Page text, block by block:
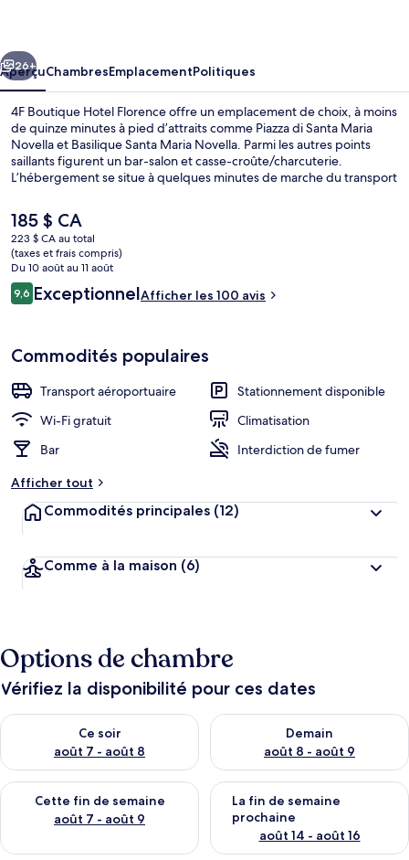
Florence
Suivant
26+
AperçuChambresEmplacementPolitiques
4F Boutique Hotel Florence offre un emplacement de choix, à moins
de quinze minutes à pied d’attraits comme Piazza di Santa Maria
Novella et Basilique Santa Maria Novella. Parmi les autres points
saillants figurent un bar-salon et casse-croûte/charcuterie.
L’hébergement se situe à quelques minutes de marche du transport
à 5 minutes et Gare de Cascine est à 8 minutes.
Le
prix
actuel
est
de 185 $ CA
185 $ CA
223 $ CA au total
(taxes et frais compris)
Du 10 août au 11 août
Avis
9,69,6 sur 10 –
ExceptionnelAfficher les 100 avis
Commodités populaires
Transport aéroportuaire
Stationnement disponible
Wi-Fi gratuit
Climatisation
Bar
Interdiction de fumer
Afficher tout
Commodités principales (12)
Comme à la maison (6)
Options de chambre
Vérifiez la disponibilité pour ces dates
Ce soir
août 7 - août 8
Vérifier la disponibilité pour ce soir août 7 - août 8
Demain
août 8 - août 9
Vérifier la disponibilité pour
Cette fin de semaine
août 7 - août 9
Vérifier la disponibilité pour cette fin de semaine août 7 -
La fin de semaine
prochaine
août 14 - août 16
Vérifier la disponibilité pour